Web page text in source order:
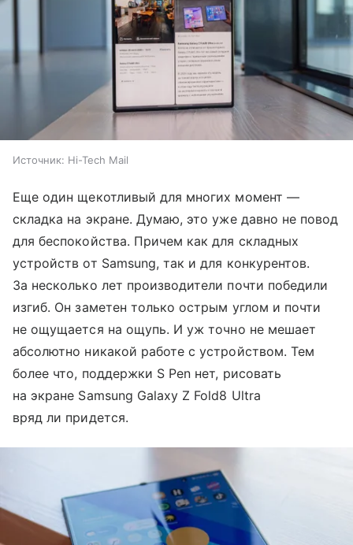
Источник: Hi-Tech Mail
Еще один щекотливый для многих момент —
складка на экране. Думаю, это уже давно не повод
для беспокойства. Причем как для складных
устройств от Samsung, так и для конкурентов.
За несколько лет производители почти победили
изгиб. Он заметен только острым углом и почти
не ощущается на ощупь. И уж точно не мешает
абсолютно никакой работе с устройством. Тем
более что, поддержки S Pen нет, рисовать
на экране Samsung Galaxy Z Fold8 Ultra
вряд ли придется.